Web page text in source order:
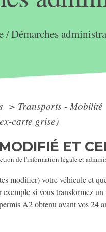
/Démarches
> Transports - Mobilité
carte grise)
ET
de l'information légale et
modifier) votre véhicule et
exemple si vous transformez
A2 obtenu avant vos 24